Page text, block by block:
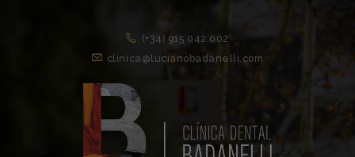
(+34) 915 042 002
clinica@lucianobadanelli.com